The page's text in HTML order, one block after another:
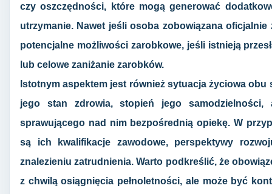
czy oszczędności, które mogą generować
utrzymanie. Nawet jeśli osoba zobowiązana
potencjalne możliwości zarobkowe, jeśli istnieją
lub celowe zaniżanie zarobków.
Istotnym aspektem jest również sytuacja życiowa
jego stan zdrowia, stopień jego samodzielności,
sprawującego nad nim bezpośrednią opiekę. W
są ich kwalifikacje zawodowe, perspektywy
znalezieniu zatrudnienia. Warto podkreślić, że
z chwilą osiągnięcia pełnoletności, ale może być